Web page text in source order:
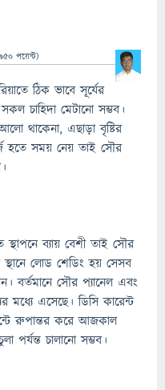
পয়েন্ট)
ঠিক ভাবে সূর্যের
চাহিদা মেটানো সম্ভব।
থাকেনা, এছাড়া বৃষ্টির
হতে সময় নেয় তাই সৌর
স্থাপনে ব্যায় বেশী তাই সৌর
লোড শেডিং হয় সেসব
বর্তমানে সৌর প্যানেল এবং
মধ্যে এসেছে। ডিসি কারেন্ট
রুপান্তর করে আজকাল
পর্যন্ত চালানো সম্ভব।